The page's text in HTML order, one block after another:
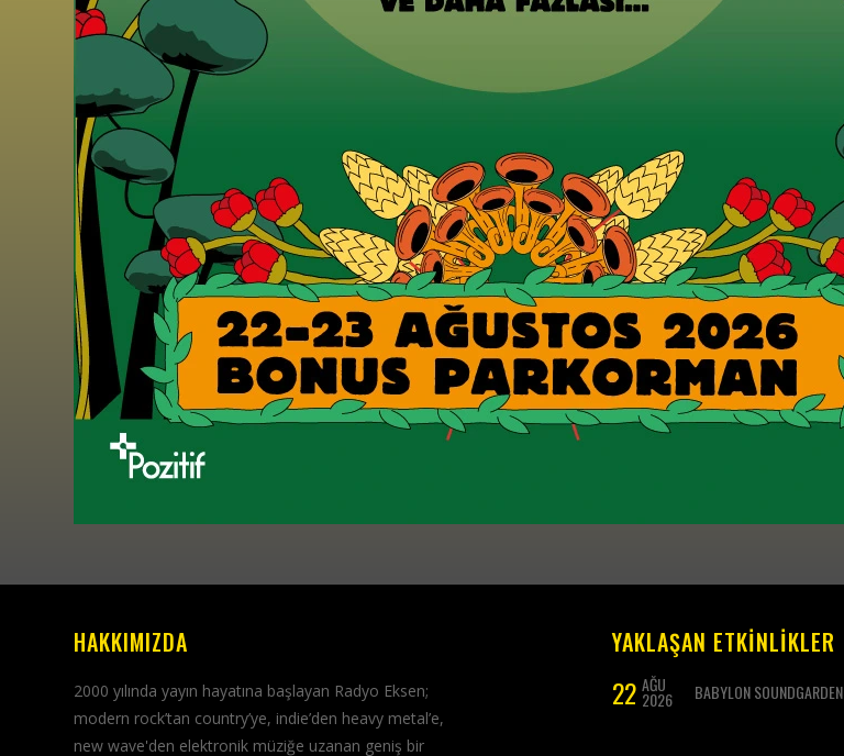
HAKKIMIZDA
2000 yılında yayın hayatına başlayan Radyo Eksen;
modern rock’tan country’ye, indie’den heavy metal’e,
new wave'den elektronik müziğe uzanan geniş bir
YAKLAŞAN ETKİNLİKLER
22 AĞU
2026 BABYLON SOUNDGARDEN